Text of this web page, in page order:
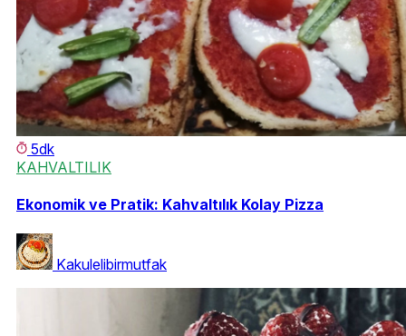
5dk
KAHVALTILIK
Ekonomik ve Pratik: Kahvaltılık Kolay Pizza
Kakulelibirmutfak